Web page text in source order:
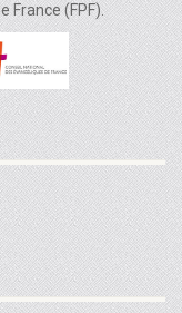
France (FPF).